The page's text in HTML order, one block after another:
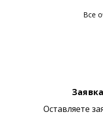
Все
Оставляете